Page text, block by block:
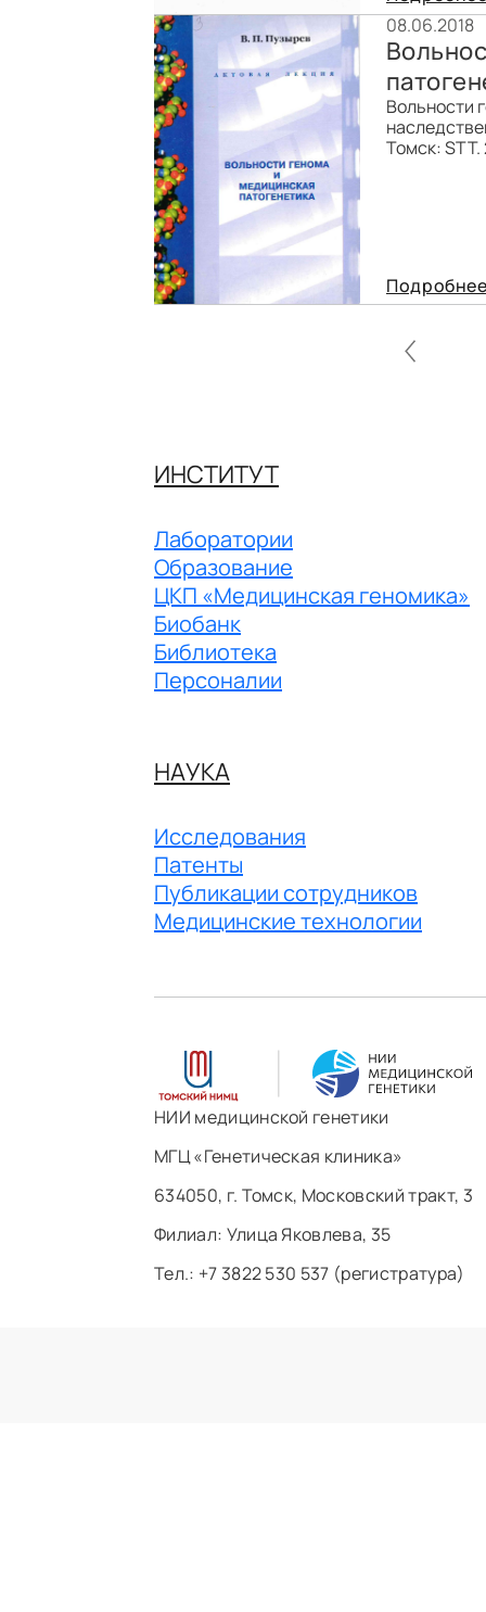
08.06.2018
Вольности
Томск: STT.
ИНСТИТУТ
Лаборатории
Образование
ЦКП «Медицинская геномика»
Биобанк
Библиотека
Персоналии
НАУКА
Исследования
Патенты
Публикации сотрудников
Медицинские технологии
НИИ медицинской генетики
МГЦ «Генетическая клиника»
634050, г. Томск, Московский тракт, 3
Филиал: ​Улица Яковлева, 35
Тел.: +7 3822 530 537 (регистратура)